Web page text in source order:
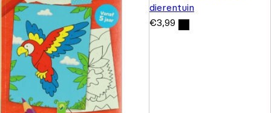
dierentuin
€3,99